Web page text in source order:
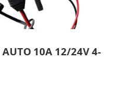
AUTO 10A 12/24V 4-